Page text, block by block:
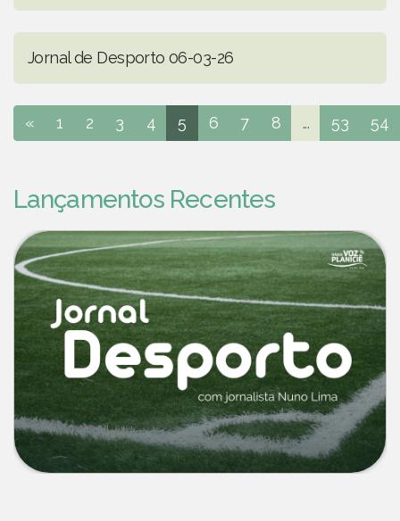
Jornal de Desporto 06-03-26
« 1 2 3 4 5 6 7 8 ... 53 54
Lançamentos Recentes